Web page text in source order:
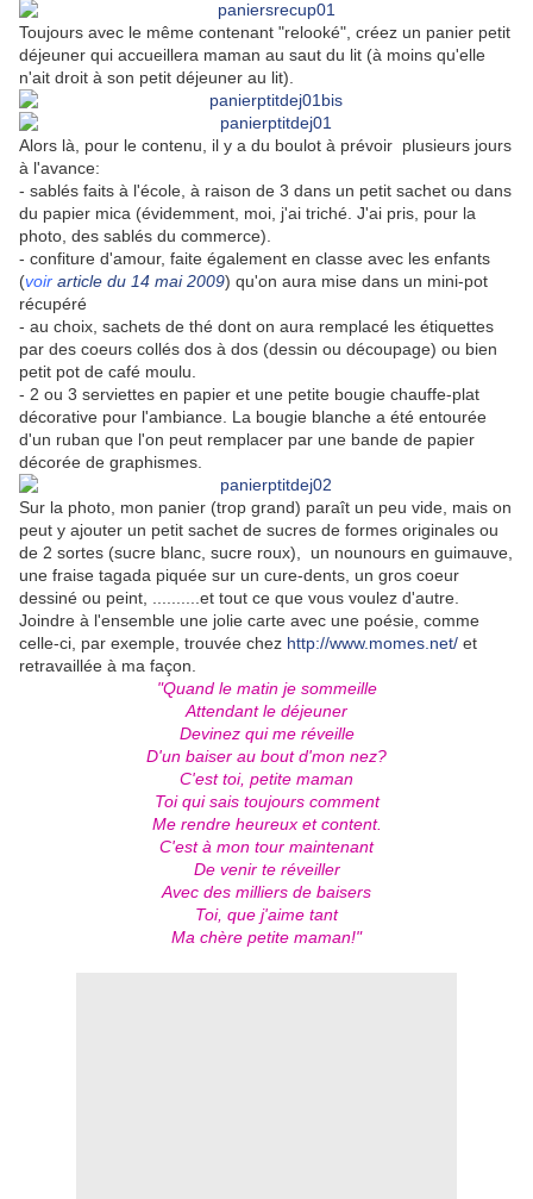
Toujours avec le même contenant "relooké", créez un panier petit
déjeuner qui accueillera maman au saut du lit (à moins qu'elle
n'ait droit à son petit déjeuner au lit).
Alors là, pour le contenu, il y a du boulot à prévoir plusieurs jours
à l'avance:
- sablés faits à l'école, à raison de 3 dans un petit sachet ou dans
du papier mica (évidemment, moi, j'ai triché. J'ai pris, pour la
photo, des sablés du commerce).
- confiture d'amour, faite également en classe avec les enfants
(voir article du 14 mai 2009) qu'on aura mise dans un mini-pot
récupéré
- au choix, sachets de thé dont on aura remplacé les étiquettes
par des coeurs collés dos à dos (dessin ou découpage) ou bien
petit pot de café moulu.
- 2 ou 3 serviettes en papier et une petite bougie chauffe-plat
décorative pour l'ambiance. La bougie blanche a été entourée
d'un ruban que l'on peut remplacer par une bande de papier
décorée de graphismes.
Sur la photo, mon panier (trop grand) paraît un peu vide, mais on
peut y ajouter un petit sachet de sucres de formes originales ou
de 2 sortes (sucre blanc, sucre roux), un nounours en guimauve,
une fraise tagada piquée sur un cure-dents, un gros coeur
dessiné ou peint, ..........et tout ce que vous voulez d'autre.
Joindre à l'ensemble une jolie carte avec une poésie, comme
celle-ci, par exemple, trouvée chez http://www.momes.net/ et
retravaillée à ma façon.
"Quand le matin je sommeille
Attendant le déjeuner
Devinez qui me réveille
D'un baiser au bout d'mon nez?
C'est toi, petite maman
Toi qui sais toujours comment
Me rendre heureux et content.
C'est à mon tour maintenant
De venir te réveiller
Avec des milliers de baisers
Toi, que j'aime tant
Ma chère petite maman!"